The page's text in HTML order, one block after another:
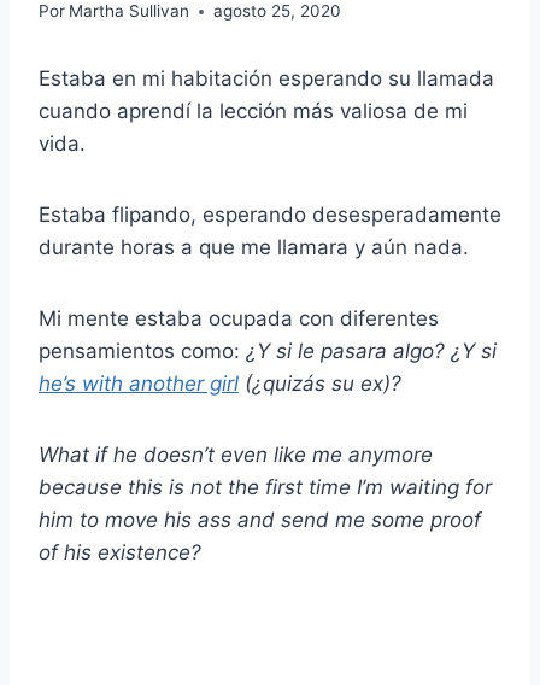
Por Martha Sullivan agosto 25, 2020
Estaba en mi habitación esperando su llamada
cuando aprendí la lección más valiosa de mi
vida.
Estaba flipando, esperando desesperadamente
durante horas a que me llamara y aún nada.
Mi mente estaba ocupada con diferentes
pensamientos como: ¿Y si le pasara algo? ¿Y si
he’s with another girl (¿quizás su ex)?
What if he doesn’t even like me anymore
because this is not the first time I’m waiting for
him to move his ass and send me some proof
of his existence?